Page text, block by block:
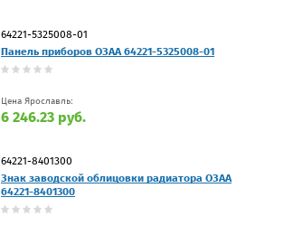
64221-5325008-01
Панель приборов ОЗАА 64221-5325008-01
Цена Ярославль:
6 246.23 руб.
64221-8401300
Знак заводской облицовки радиатора ОЗАА
64221-8401300